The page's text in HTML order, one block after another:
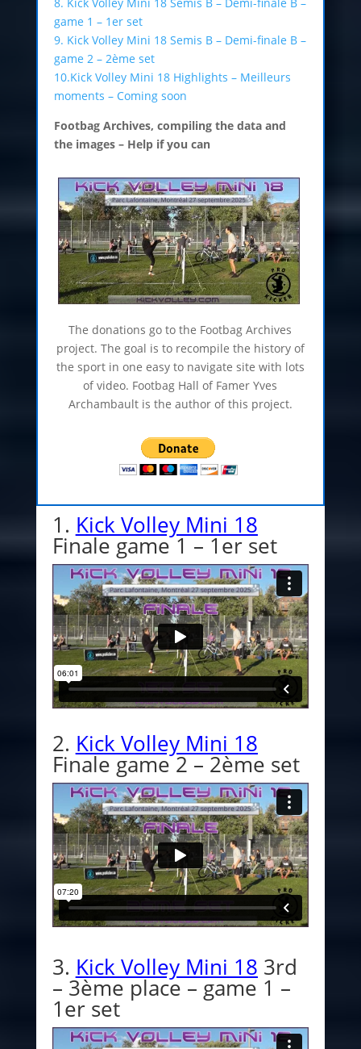
game 1 – 1er set
9. Kick Volley Mini 18 Semis B – Demi-finale B –
game 2 – 2ème set
10.Kick Volley Mini 18 Highlights – Meilleurs
moments – Coming soon
Footbag Archives, compiling the data and
the images – Help if you can
The donations go to the Footbag Archives
project. The goal is to recompile the history of
the sport in one easy to navigate site with lots
of video. Footbag Hall of Famer Yves
Archambault is the author of this project.
1. Kick Volley Mini 18
Finale game 1 – 1er set
2. Kick Volley Mini 18
Finale game 2 – 2ème set
3. Kick Volley Mini 18 3rd
– 3ème place – game 1 –
1er set